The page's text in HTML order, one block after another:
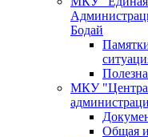
Бодай
МКУ
Общая